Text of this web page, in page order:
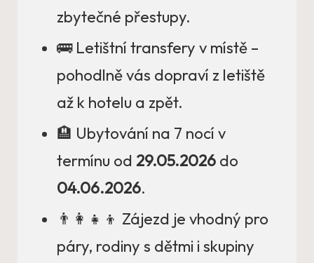
zbytečné přestupy.
🚌 Letištní transfery v místě –
pohodlně vás dopraví z letiště
až k hotelu a zpět.
🏨 Ubytování na 7 nocí v
termínu od 29.05.2026 do
04.06.2026.
👨‍👩‍👧‍👦 Zájezd je vhodný pro
páry, rodiny s dětmi i skupiny